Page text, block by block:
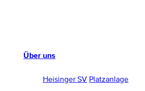
Über uns
Heisinger SV Platzanlage